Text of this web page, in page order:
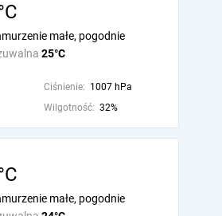
25°C
małe, pogodnie
Ciśnienie: 1007 hPa
Wilgotność: 32%
małe, pogodnie